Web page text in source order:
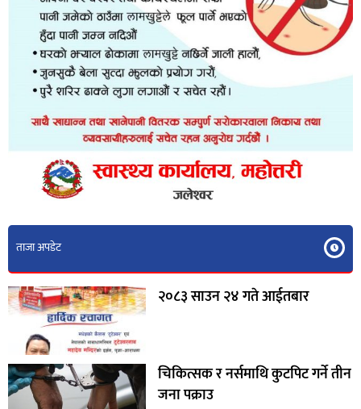
ताजा अपडेट
२०८३ साउन २४ गते आईतबार
चिकित्सक र नर्समाथि कुटपिट गर्ने तीन
जना पक्राउ